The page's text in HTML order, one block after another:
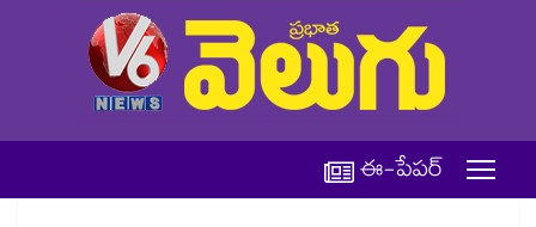
ఈ-పేపర్